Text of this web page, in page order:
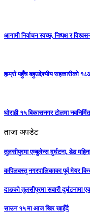
आगामी निर्वाचन स्वच्छ, निष्पक्ष र
हाम्रो पहुँच बहुउद्देश्यीय सहकारीको
घोराही १५ बिकासनगर टोलमा
ताजा अपडेट
तुलसीपुरमा एम्बुलेन्स दुर्घटना, डेढ
कपिलवस्तु नगरपालिकाका पूर्व मेयर
दाङको तुलसीपुरमा सवारी दुर्घटनामा
साउन १५ मा आज खिर खाइँदै